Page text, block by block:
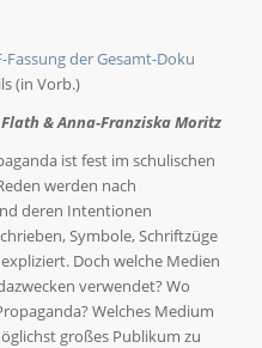
Fassung der Gesamt-Doku
(in Vorb.)
& Anna-Franziska Moritz
ist fest im schulischen
werden nach
deren Intentionen
Symbole, Schriftzüge
Doch welche Medien
verwendet? Wo
Welches Medium
großes Publikum zu